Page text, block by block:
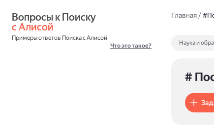
с Алисой
Примеры ответов Поиска с Алисой
Что это такое?
Главная/
Наука и
#